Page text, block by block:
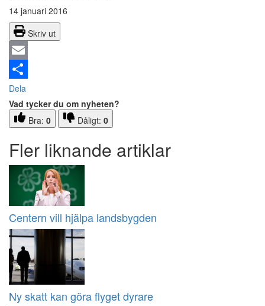
14 januari 2016
Skriv ut
Email
Dela
Vad tycker du om nyheten?
Bra: 0 Dåligt: 0
Fler liknande artiklar
Centern vill hjälpa landsbygden
Ny skatt kan göra flyget dyrare